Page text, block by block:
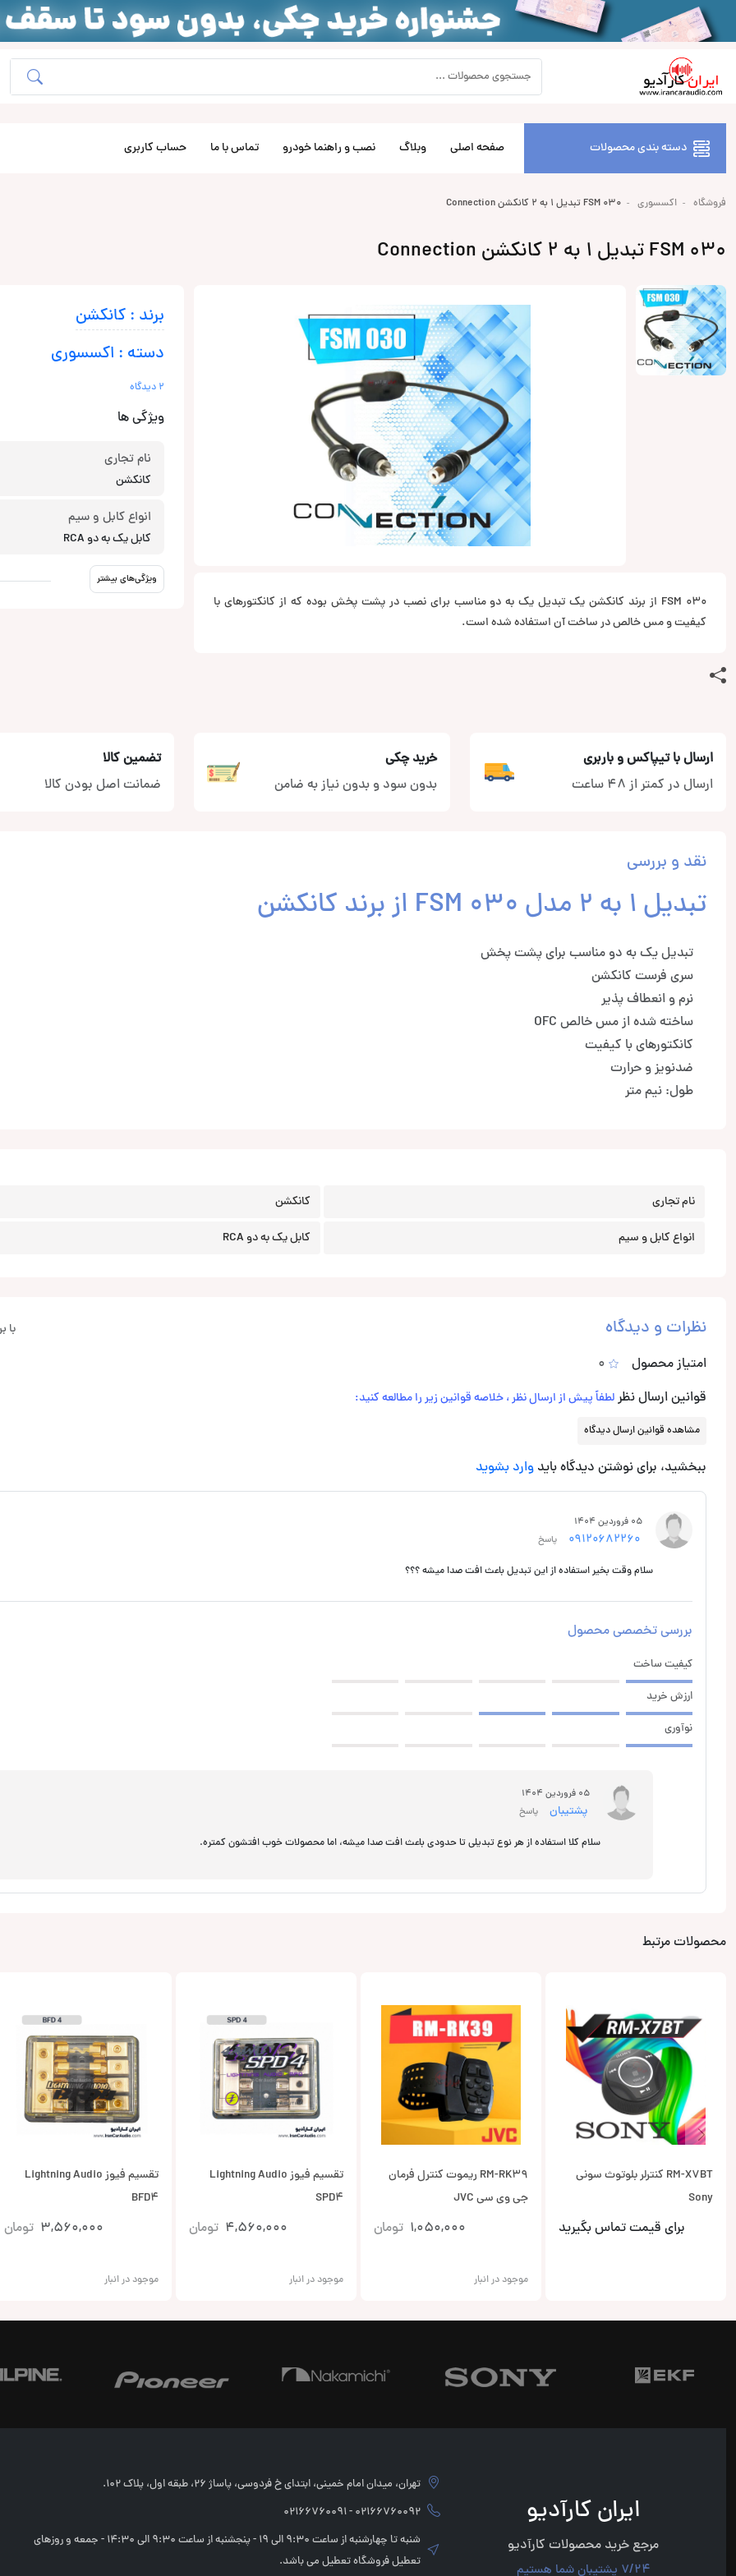
دسته بندی محصولات صفحه اصلی وبلاگ نصب و راهنما خودرو تماس با ما حساب کاربری
فروشگاه اکسسوری FSM 030 تبدیل 1 به 2 کانکشن Connection
FSM 030 تبدیل 1 به 2 کانکشن Connection
FSM 030 از برند کانکشن یک تبدیل یک به دو مناسب برای نصب در پشت پخش بوده که از کانکتورهای با
کیفیت و مس خالص در ساخت آن استفاده شده است.
برند : کانکشن
دسته : اکسسوری
2 دیدگاه
ویژگی ها
نام تجاری
کانکشن
انواع کابل و سیم
کابل یک به دو RCA
ویژگی‌های بیشتر
ارسال با تیپاکس و باربری
ارسال در کمتر از 48 ساعت
خرید چکی
بدون سود و بدون نیاز به ضامن
تضمین کالا
ضمانت اصل بودن کالا
نقد و بررسی
تبدیل 1 به 2 مدل FSM 030 از برند کانکشن
تبدیل یک به دو مناسب برای پشت پخش
سری فرست کانکشن
نرم و انعطاف پذیر
ساخته شده از مس خالص OFC
کانکتورهای با کیفیت
ضدنویز و حرارت
طول: نیم متر
نام تجاری کانکشن
انواع کابل و سیم کابل یک به دو RCA
نظرات و دیدگاه با
امتیاز محصول
0
قوانین ارسال نظرلطفاً پیش از ارسال نظر ، خلاصه قوانین زیر را مطالعه کنید:
مشاهده قوانین ارسال دیدگاه
ببخشید، برای نوشتن دیدگاه باید وارد بشوید
05 فروردین 1404
پاسخ
سلام وقت بخیر استفاده از این تبدیل باعث افت صدا میشه ؟؟؟
بررسی تخصصی محصول
کیفیت ساخت
ارزش خرید
نوآوری
05 فروردین 1404
پشتیبان پاسخ
سلام کلا استفاده از هر نوع تبدیلی تا حدودی باعث افت صدا میشه، اما محصولات خوب افتشون کمتره.
محصولات مرتبط
RM-X7BT کنترلر بلوتوث سونی
Sony
برای قیمت تماس بگیرید
RM-RK39 ریموت کنترل فرمان
جی وی سی JVC
1,050,000 تومان
موجود در انبار
تقسیم فیوز Lightning Audio
SPD4
4,560,000 تومان
موجود در انبار
تقسیم فیوز Lightning Audio
BFD4
3,560,000 تومان
موجود در انبار
ایران کارآدیو
مرجع خرید محصولات کارآدیو
7/24 پشتیبان شما هستیم
تهران، میدان امام خمینی، ابتدای خ فردوسی، پاساژ 26، طبقه اول، پلاک 102.
02166760092 - 02166760091
شنبه تا چهارشنبه از ساعت 9:30 الی 19 - پنجشنبه از ساعت 9:30 الی 14:30 - جمعه و روزهای
تعطیل فروشگاه تعطیل می باشد.